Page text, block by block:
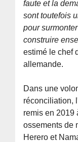
faute et la
sont toutefois
pour
construire
estimé le chef
allemande.
Dans une
réconciliation,
remis en 2019
ossements de
Herero et